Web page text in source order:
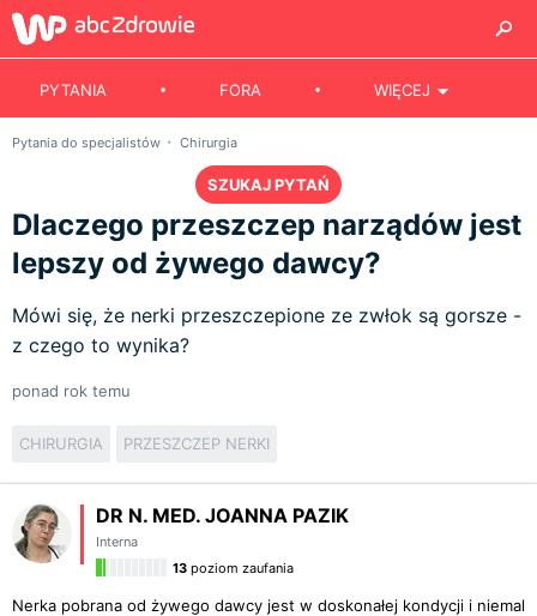
PYTANIA FORA WIĘCEJ
Pytania do specjalistów Chirurgia
SZUKAJ PYTAŃ
Dlaczego przeszczep narządów jest
lepszy od żywego dawcy?
Mówi się, że nerki przeszczepione ze zwłok są gorsze -
z czego to wynika?
ponad rok temu
CHIRURGIA PRZESZCZEP NERKI
DR N. MED. JOANNA PAZIK
Interna
13 poziom zaufania
Nerka pobrana od żywego dawcy jest w doskonałej kondycji i niemal